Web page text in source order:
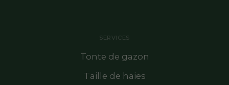
SERVICES
Tonte de gazon
Taille de haies